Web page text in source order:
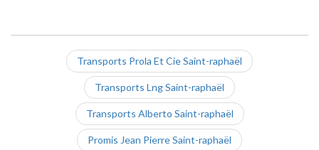
Transports Prola Et Cie Saint-raphaël
Transports Lng Saint-raphaël
Transports Alberto Saint-raphaël
Promis Jean Pierre Saint-raphaël